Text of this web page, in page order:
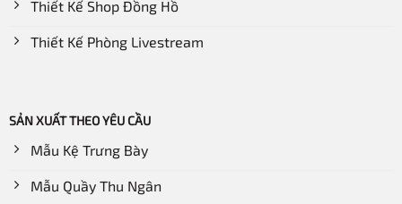
Thiết Kế Shop Đồng Hồ
Thiết Kế Phòng Livestream
SẢN XUẤT THEO YÊU CẦU
Mẫu Kệ Trưng Bày
Mẫu Quầy Thu Ngân